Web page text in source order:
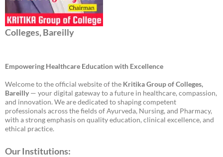
Colleges, Bareilly
Empowering Healthcare Education with Excellence
Welcome to the official website of the Kritika Group of Colleges,
Bareilly — your digital gateway to a future in healthcare, compassion,
and innovation. We are dedicated to shaping competent
professionals across the fields of Ayurveda, Nursing, and Pharmacy,
with a strong emphasis on quality education, clinical excellence, and
ethical practice.
Our Institutions: